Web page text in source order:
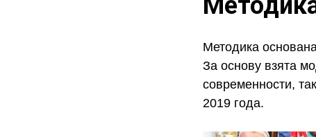
Методика
За основу взята
современности,
2019 года.